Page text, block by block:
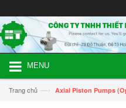
MENU
Trang chủ —› Axial Piston Pumps